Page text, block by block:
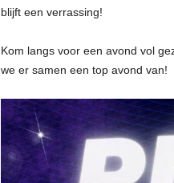
blijft een verrassing!
Kom langs voor een avond vol
we er samen een top avond van!